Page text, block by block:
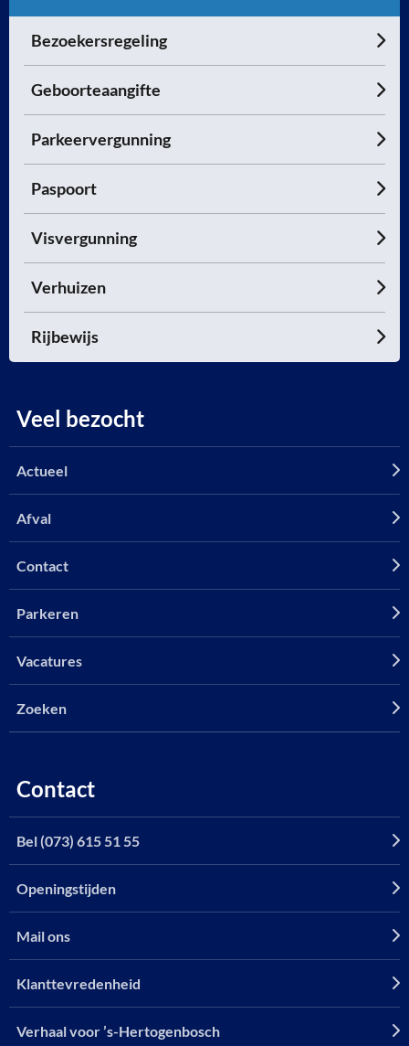
Bezoekersregeling
Geboorteaangifte
Parkeervergunning
Paspoort
Visvergunning
Verhuizen
Rijbewijs
Veel bezocht
Actueel
Afval
Contact
Parkeren
Vacatures
Zoeken
Contact
Bel (073) 615 51 55
Openingstijden
Mail ons
Klanttevredenheid
Verhaal voor ’s-Hertogenbosch